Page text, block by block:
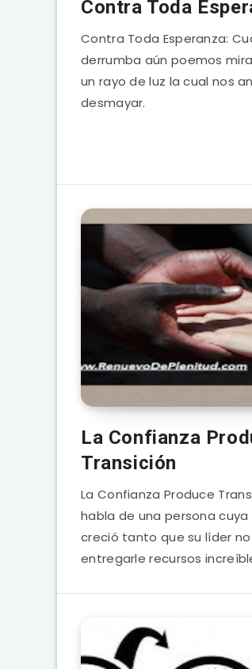
Contra Toda
Contra Toda Esperanza:
derrumba aún poemos
un rayo de luz la cual nos
desmayar.
La Confianza
Transición
La Confianza Produce
habla de una persona
creció tanto que su líder
entregarle recursos